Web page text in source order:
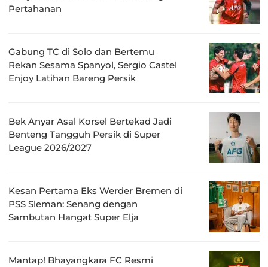
Pertahanan
Gabung TC di Solo dan Bertemu
Rekan Sesama Spanyol, Sergio Castel
Enjoy Latihan Bareng Persik
Bek Anyar Asal Korsel Bertekad Jadi
Benteng Tangguh Persik di Super
League 2026/2027
Kesan Pertama Eks Werder Bremen di
PSS Sleman: Senang dengan
Sambutan Hangat Super Elja
Mantap! Bhayangkara FC Resmi